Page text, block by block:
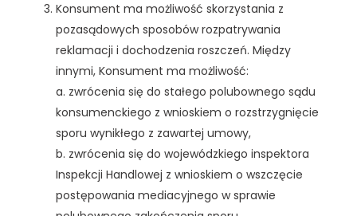
Konsument ma możliwość skorzystania z
pozasądowych sposobów rozpatrywania
reklamacji i dochodzenia roszczeń. Między
innymi, Konsument ma możliwość:
a. zwrócenia się do stałego polubownego sądu
konsumenckiego z wnioskiem o rozstrzygnięcie
sporu wynikłego z zawartej umowy,
b. zwrócenia się do wojewódzkiego inspektora
Inspekcji Handlowej z wnioskiem o wszczęcie
postępowania mediacyjnego w sprawie